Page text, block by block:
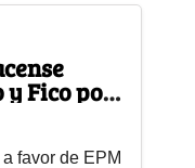
y Fico por
favor de EPM